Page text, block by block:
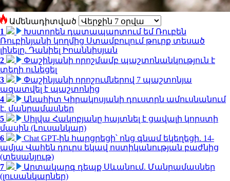
Ամենադիտված
1
Խստորեն դատապարտում եմ Ռուբեն
Ռուբինյանի կողմից Ստամբուլում թուրք տեսած
լինելը. Դանիել Իոաննիսյան
2
Փաշինյանի որոշմամբ պաշտոնանկություն է
տեղի ունեցել
3
Փաշինյանի որոշումներով 7 պաշտոնյա
ազատվել է պաշտոնից
4
Անահիտ Կիրակոսյանի դուստրն ամուսնանում
է. մանրամասներ
5
Սիլվա Հակոբյանը հայտնել է ցավալի կորստի
մասին (Լուսանկար)
6
Chat GPT-ին հարցրեցի՝ ոնց գնամ եկեղեցի. 14-
ամյա Վահեն դուրս եկավ ոստիկանության բաժնից
(տեսանյութ)
7
Արտակարգ դեպք Սևանում. Մանրամասներ
(լուսանկարներ)